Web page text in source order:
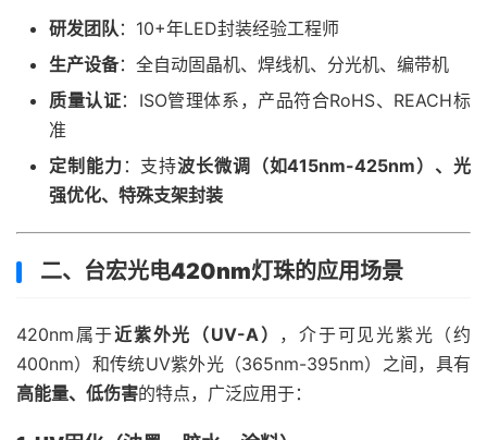
研发团队：10+年LED封装经验工程师
生产设备：全自动固晶机、焊线机、分光机、编带机
质量认证：ISO管理体系，产品符合RoHS、REACH标
准
定制能力 ：支持波长微调（如415nm-425nm）、光
强优化、特殊支架封装
二、台宏光电420nm灯珠的应用场景
420nm属于近紫外光（UV-A） ，介于可见光紫光（约
400nm）和传统UV紫外光（365nm-395nm）之间，具有
高能量、低伤害的特点，广泛应用于：